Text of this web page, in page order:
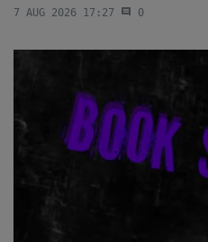
7 AUG 2026 17:27 0